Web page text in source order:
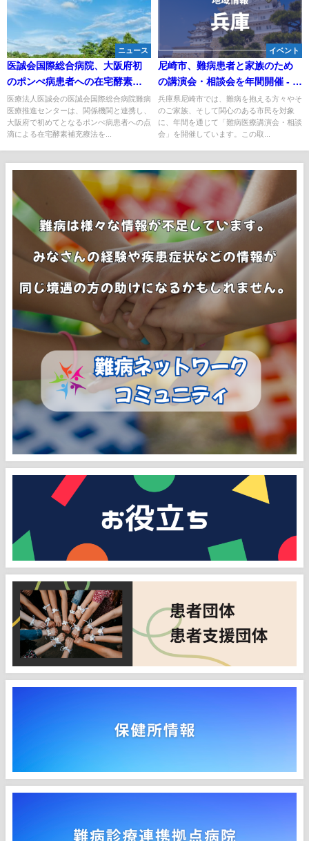
ニュース
医誠会国際総合病院、大阪府初
のポンぺ病患者への在宅酵素補
充療法を開始
医療法人医誠会の医誠会国際総合病院難病
医療推進センターは、関係機関と連携し、
大阪府で初めてとなるポンぺ病患者への点
滴による在宅酵素補充療法を...
イベント
尼崎市、難病患者と家族のため
の講演会・相談会を年間開催 - 専
門医から最新情報を学ぶチャン
ス
兵庫県尼崎市では、難病を抱える方々やそ
のご家族、そして関心のある市民を対象
に、年間を通じて「難病医療講演会・相談
会」を開催しています。この取...